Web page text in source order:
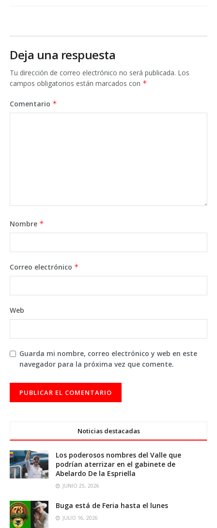
Deja una respuesta
Tu dirección de correo electrónico no será publicada. Los
campos obligatorios están marcados con *
Comentario *
Nombre *
Correo electrónico *
Web
Guarda mi nombre, correo electrónico y web en este
navegador para la próxima vez que comente.
Noticias destacadas
Los poderosos nombres del Valle que
podrían aterrizar en el gabinete de
Abelardo De la Espriella
JUNIO 25, 2026
Buga está de Feria hasta el lunes
JULIO 16, 2026